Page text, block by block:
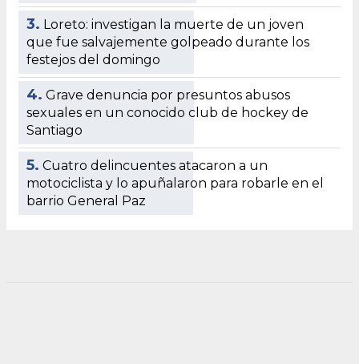
3. Loreto: investigan la muerte de un joven
que fue salvajemente golpeado durante los
festejos del domingo
4. Grave denuncia por presuntos abusos
sexuales en un conocido club de hockey de
Santiago
5. Cuatro delincuentes atacaron a un
motociclista y lo apuñalaron para robarle en el
barrio General Paz